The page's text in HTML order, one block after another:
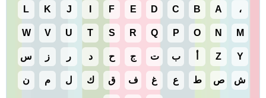
، A
B
C
D
E
F
J
K
L
M
N
O
P
Q
R
S
T
U
V
W
Y
Z ب ت ج ح د ر ز س
ش ص ط ع غ ف ق ك ل م ن